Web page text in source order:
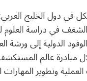
دول الخليج العربي:
في دراسة العلوم
الدولية إلى ورشة
مبادرة عالم
وتطوير المهارات